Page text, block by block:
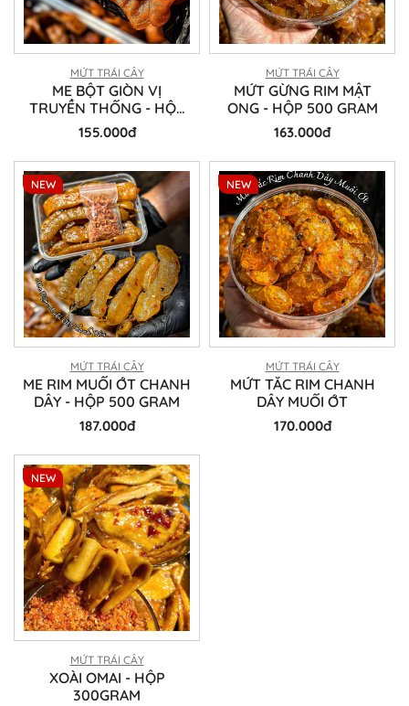
MỨT TRÁI CÂY
ME BỘT GIÒN VỊ
TRUYỀN THỐNG - HỘP
500 GRAM
155.000đ
MỨT TRÁI CÂY
MỨT GỪNG RIM MẬT
ONG - HỘP 500 GRAM
163.000đ
MỨT TRÁI CÂY
ME RIM MUỐI ỚT CHANH
DÂY - HỘP 500 GRAM
187.000đ
NEW
MỨT TRÁI CÂY
MỨT TẮC RIM CHANH
DÂY MUỐI ỚT
170.000đ
NEW
MỨT TRÁI CÂY
XOÀI OMAI - HỘP
300GRAM
NEW